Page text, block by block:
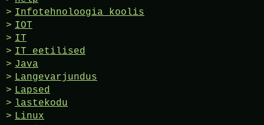
Infotehnoloogia koolis
IOT
IT
IT eetilised
Java
Langevarjundus
Lapsed
lastekodu
Linux